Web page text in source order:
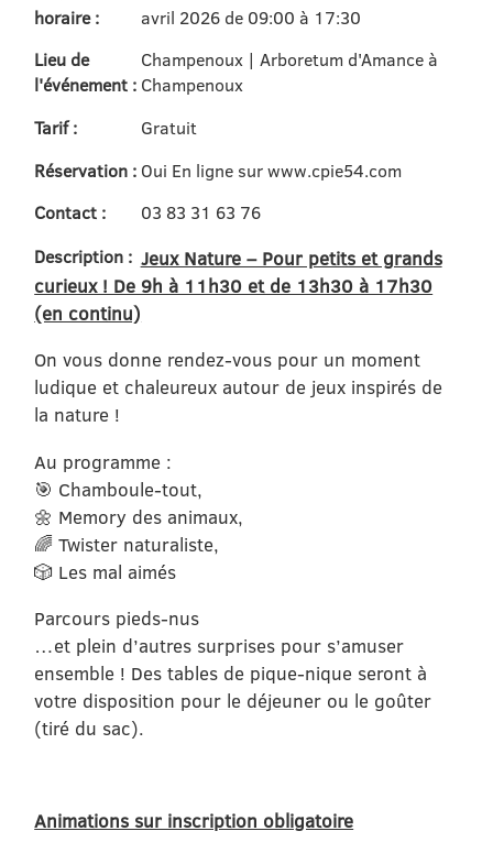
horaire :
avril 2026 de 09:00 à 17:30
Lieu de
l'événement :
Champenoux | Arboretum d'Amance à
Champenoux
Tarif :
Gratuit
Réservation : Oui En ligne sur www.cpie54.com
Contact :
03 83 31 63 76
Description : Jeux Nature – Pour petits et grands
curieux ! De 9h à 11h30 et de 13h30 à 17h30
(en continu)
On vous donne rendez-vous pour un moment
ludique et chaleureux autour de jeux inspirés de
la nature !
Au programme :
🎯 Chamboule-tout,
🌼 Memory des animaux,
🌈 Twister naturaliste,
🎲 Les mal aimés
Parcours pieds-nus
…et plein d’autres surprises pour s’amuser
ensemble ! Des tables de pique-nique seront à
votre disposition pour le déjeuner ou le goûter
(tiré du sac).
Animations sur inscription obligatoire